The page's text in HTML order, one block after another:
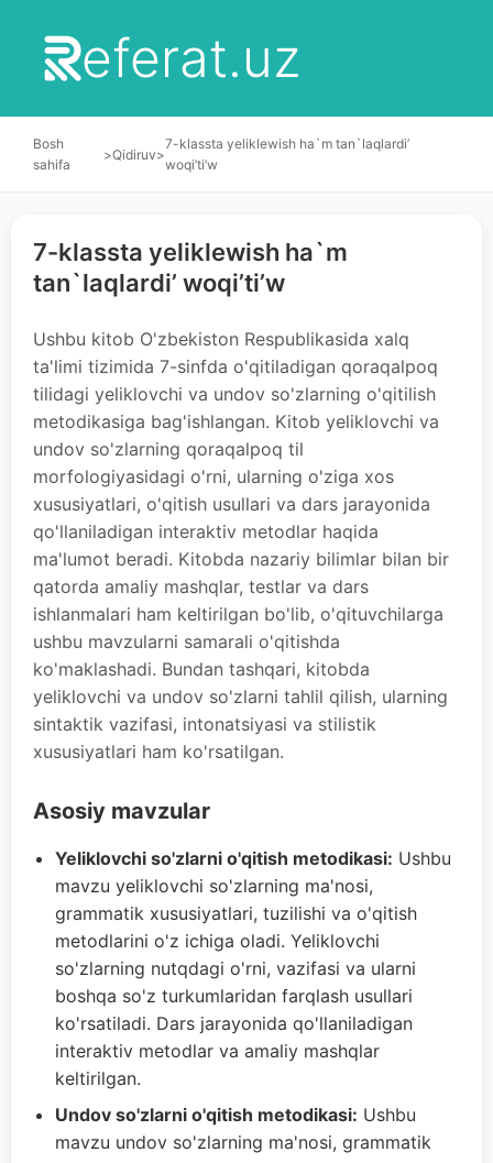
eferat.uz
Bosh
sahifa
>Qidiruv>
7-klassta yeliklewish ha`m tan`laqlardi’
woqi’ti’w
7-klassta yeliklewish ha`m
tan`laqlardi’ woqi’ti’w
Ushbu kitob O'zbekiston Respublikasida xalq
ta'limi tizimida 7-sinfda o'qitiladigan qoraqalpoq
tilidagi yeliklovchi va undov so'zlarning o'qitilish
metodikasiga bag'ishlangan. Kitob yeliklovchi va
undov so'zlarning qoraqalpoq til
morfologiyasidagi o'rni, ularning o'ziga xos
xususiyatlari, o'qitish usullari va dars jarayonida
qo'llaniladigan interaktiv metodlar haqida
ma'lumot beradi. Kitobda nazariy bilimlar bilan bir
qatorda amaliy mashqlar, testlar va dars
ishlanmalari ham keltirilgan bo'lib, o'qituvchilarga
ushbu mavzularni samarali o'qitishda
ko'maklashadi. Bundan tashqari, kitobda
yeliklovchi va undov so'zlarni tahlil qilish, ularning
sintaktik vazifasi, intonatsiyasi va stilistik
xususiyatlari ham ko'rsatilgan.
Asosiy mavzular
Yeliklovchi so'zlarni o'qitish metodikasi: Ushbu
mavzu yeliklovchi so'zlarning ma'nosi,
grammatik xususiyatlari, tuzilishi va o'qitish
metodlarini o'z ichiga oladi. Yeliklovchi
so'zlarning nutqdagi o'rni, vazifasi va ularni
boshqa so'z turkumlaridan farqlash usullari
ko'rsatiladi. Dars jarayonida qo'llaniladigan
interaktiv metodlar va amaliy mashqlar
keltirilgan.
Undov so'zlarni o'qitish metodikasi: Ushbu
mavzu undov so'zlarning ma'nosi, grammatik